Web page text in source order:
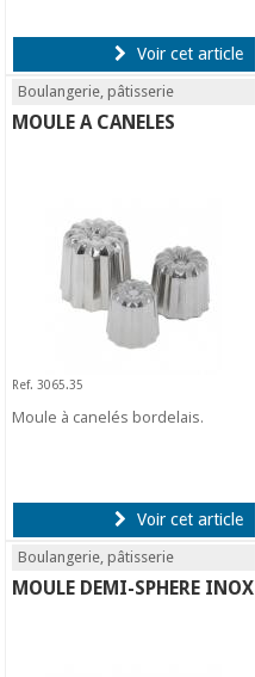
Voir cet article
Boulangerie, pâtisserie
MOULE A CANELES
Ref. 3065.35
Moule à canelés bordelais.
Voir cet article
Boulangerie, pâtisserie
MOULE DEMI-SPHERE INOX